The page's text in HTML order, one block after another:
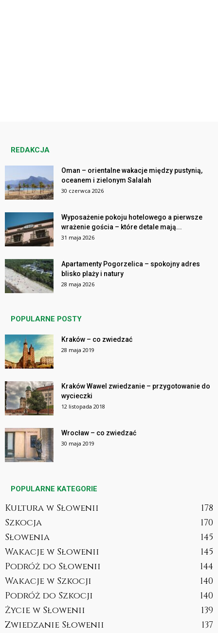
REDAKCJA
Oman – orientalne wakacje między pustynią,
oceanem i zielonym Salalah
30 czerwca 2026
Wyposażenie pokoju hotelowego a pierwsze
wrażenie gościa – które detale mają...
31 maja 2026
Apartamenty Pogorzelica – spokojny adres
blisko plaży i natury
28 maja 2026
POPULARNE POSTY
Kraków – co zwiedzać
28 maja 2019
Kraków Wawel zwiedzanie – przygotowanie do
wycieczki
12 listopada 2018
Wrocław – co zwiedzać
30 maja 2019
POPULARNE KATEGORIE
Kultura w Słowenii
178
Szkocja
170
Słowenia
145
Wakacje w Słowenii
145
Podróż do Słowenii
144
Wakacje w Szkocji
140
Podróż do Szkocji
140
Życie w Słowenii
139
Zwiedzanie Słowenii
137